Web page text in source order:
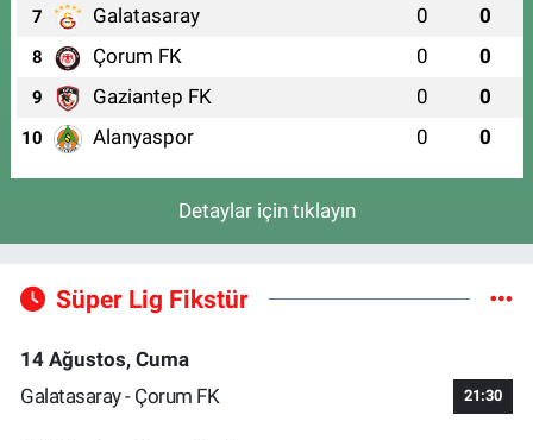
7 Galatasaray 0 0
8 Çorum FK 0 0
9 Gaziantep FK 0 0
10 Alanyaspor 0 0
Detaylar için tıklayın
Süper Lig Fikstür
14 Ağustos, Cuma
Galatasaray - Çorum FK
21:30